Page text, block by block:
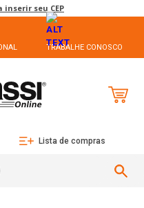
seu CEP
TRABALHE CONOSCO
Lista de compras